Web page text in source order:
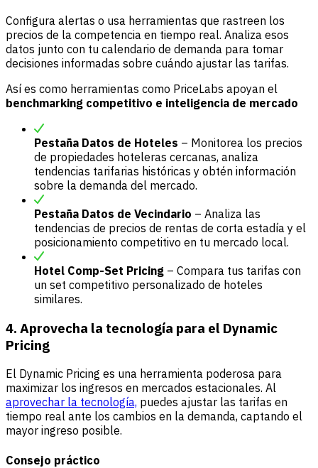
Configura alertas o usa herramientas que rastreen los
precios de la competencia en tiempo real. Analiza esos
datos junto con tu calendario de demanda para tomar
decisiones informadas sobre cuándo ajustar las tarifas.
Así es como herramientas como PriceLabs apoyan el
benchmarking competitivo e inteligencia de mercado
Pestaña Datos de Hoteles – Monitorea los precios
de propiedades hoteleras cercanas, analiza
tendencias tarifarias históricas y obtén información
sobre la demanda del mercado.
Pestaña Datos de Vecindario – Analiza las
tendencias de precios de rentas de corta estadía y el
posicionamiento competitivo en tu mercado local.
Hotel Comp-Set Pricing – Compara tus tarifas con
un set competitivo personalizado de hoteles
similares.
4. Aprovecha la tecnología para el Dynamic
Pricing
El Dynamic Pricing es una herramienta poderosa para
maximizar los ingresos en mercados estacionales. Al
aprovechar la tecnología, puedes ajustar las tarifas en
tiempo real ante los cambios en la demanda, captando el
mayor ingreso posible.
Consejo práctico